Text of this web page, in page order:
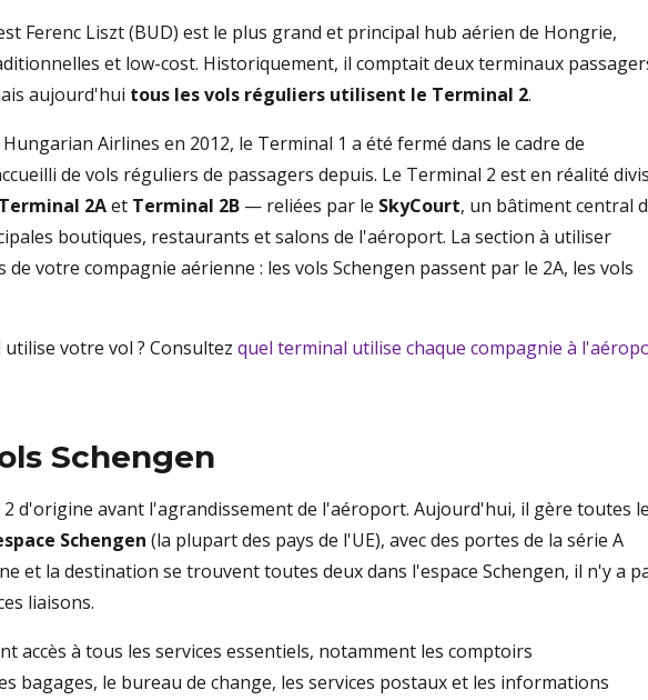
Ferenc Liszt (BUD) est le plus grand et principal hub aérien de Hongrie,
et low-cost. Historiquement, il comptait deux terminaux
aujourd'hui tous les vols réguliers utilisent le Terminal 2.
Airlines en 2012, le Terminal 1 a été fermé dans le cadre de
de vols réguliers de passagers depuis. Le Terminal 2 est en réalité
Terminal 2Aet Terminal 2B — reliées par le SkyCourt, un bâtiment central
boutiques, restaurants et salons de l'aéroport. La section à utiliser
votre compagnie aérienne : les vols Schengen passent par le 2A, les vols
votre vol ? Consultez quel terminal utilise chaque compagnie à
Schengen
d'origine avant l'agrandissement de l'aéroport. Aujourd'hui, il gère toutes
Schengen (la plupart des pays de l'UE), avec des portes de la série A
et la destination se trouvent toutes deux dans l'espace Schengen, il n'y a
liaisons.
accès à tous les services essentiels, notamment les comptoirs
bagages, le bureau de change, les services postaux et les informations